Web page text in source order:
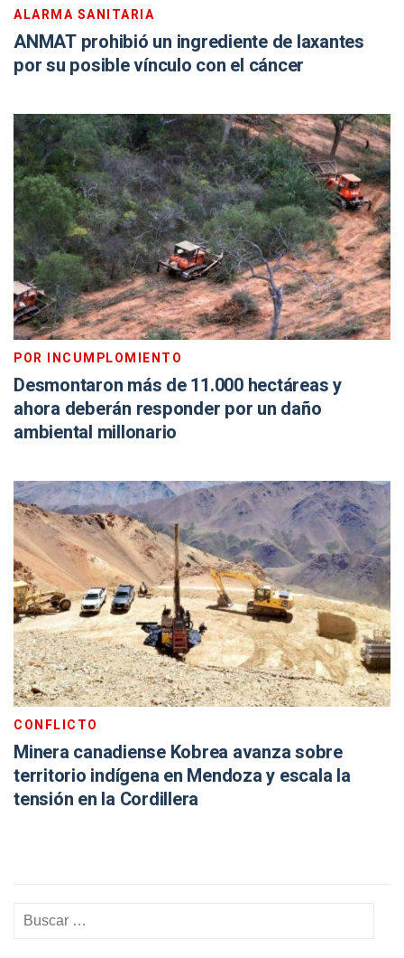
ALARMA SANITARIA
ANMAT prohibió un ingrediente de laxantes
por su posible vínculo con el cáncer
POR INCUMPLOMIENTO
Desmontaron más de 11.000 hectáreas y
ahora deberán responder por un daño
ambiental millonario
CONFLICTO
Minera canadiense Kobrea avanza sobre
territorio indígena en Mendoza y escala la
tensión en la Cordillera